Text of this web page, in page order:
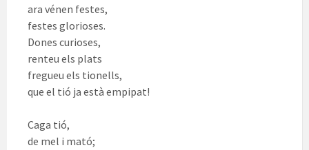
ara vénen festes,
festes glorioses.
Dones curioses,
renteu els plats
fregueu els tionells,
que el tió ja està empipat!
Caga tió,
de mel i mató;